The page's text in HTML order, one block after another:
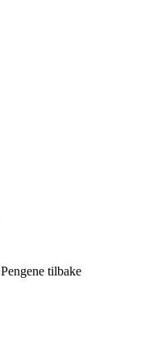
Pengene tilbake